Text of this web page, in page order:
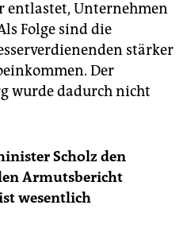
entlastet, Unternehmen
Folge sind die
stärker
Der
wurde dadurch nicht
Scholz den
Armutsbericht
wesentlich